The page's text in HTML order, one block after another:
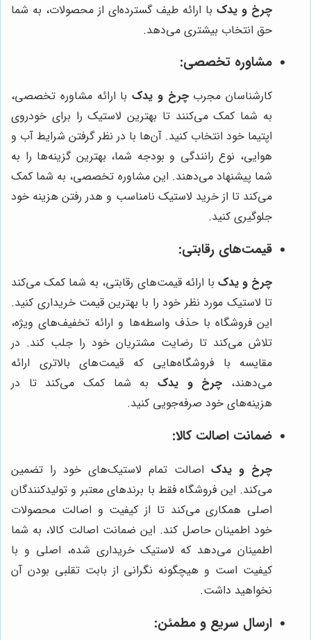
چرخ و یدک با ارائه طیف گسترده‌ای از محصولات، به شما
حق انتخاب بیشتری می‌دهد.
مشاوره تخصصی:
کارشناسان مجربچرخ و یدک با ارائه مشاوره تخصصی،
به شما کمک می‌کنند تا بهترین لاستیک را برای خودروی
اپتیما خود انتخاب کنید. آن‌ها با در نظر گرفتن شرایط آب و
هوایی، نوع رانندگی و بودجه شما، بهترین گزینه‌ها را به
شما پیشنهاد می‌دهند. این مشاوره تخصصی، به شما کمک
می‌کند تا از خرید لاستیک نامناسب و هدر رفتن هزینه خود
جلوگیری کنید.
قیمت‌های رقابتی:
چرخ و یدک با ارائه قیمت‌های رقابتی، به شما کمک می‌کند
تا لاستیک مورد نظر خود را با بهترین قیمت خریداری کنید.
این فروشگاه با حذف واسطه‌ها و ارائه تخفیف‌های ویژه،
تلاش می‌کند تا رضایت مشتریان خود را جلب کند. در
مقایسه با فروشگاه‌هایی که قیمت‌های بالاتری ارائه
می‌دهند، چرخ و یدک به شما کمک می‌کند تا در
هزینه‌های خود صرفه‌جویی کنید.
ضمانت اصالت کالا:
چرخ و یدک اصالت تمام لاستیک‌های خود را تضمین
می‌کند. این فروشگاه فقط با برندهای معتبر و تولیدکنندگان
اصلی همکاری می‌کند تا از کیفیت و اصالت محصولات
خود اطمینان حاصل کند. این ضمانت اصالت کالا، به شما
اطمینان می‌دهد که لاستیک خریداری شده، اصلی و با
کیفیت است و هیچگونه نگرانی از بابت تقلبی بودن آن
نخواهید داشت.
ارسال سریع و مطمئن: